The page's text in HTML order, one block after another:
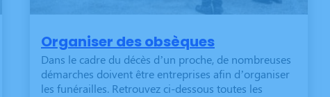
Organiser des obsèques
Dans le cadre du décès d’un proche, de nombreuses
démarches doivent être entreprises afin d’organiser
les funérailles. Retrouvez ci-dessous toutes les